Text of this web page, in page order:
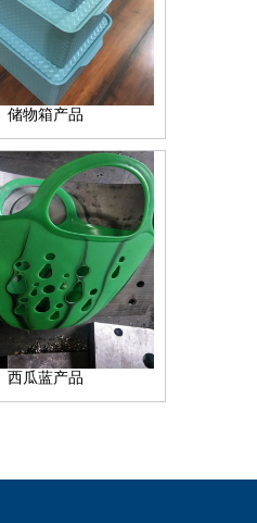
储物箱产品
西瓜蓝产品